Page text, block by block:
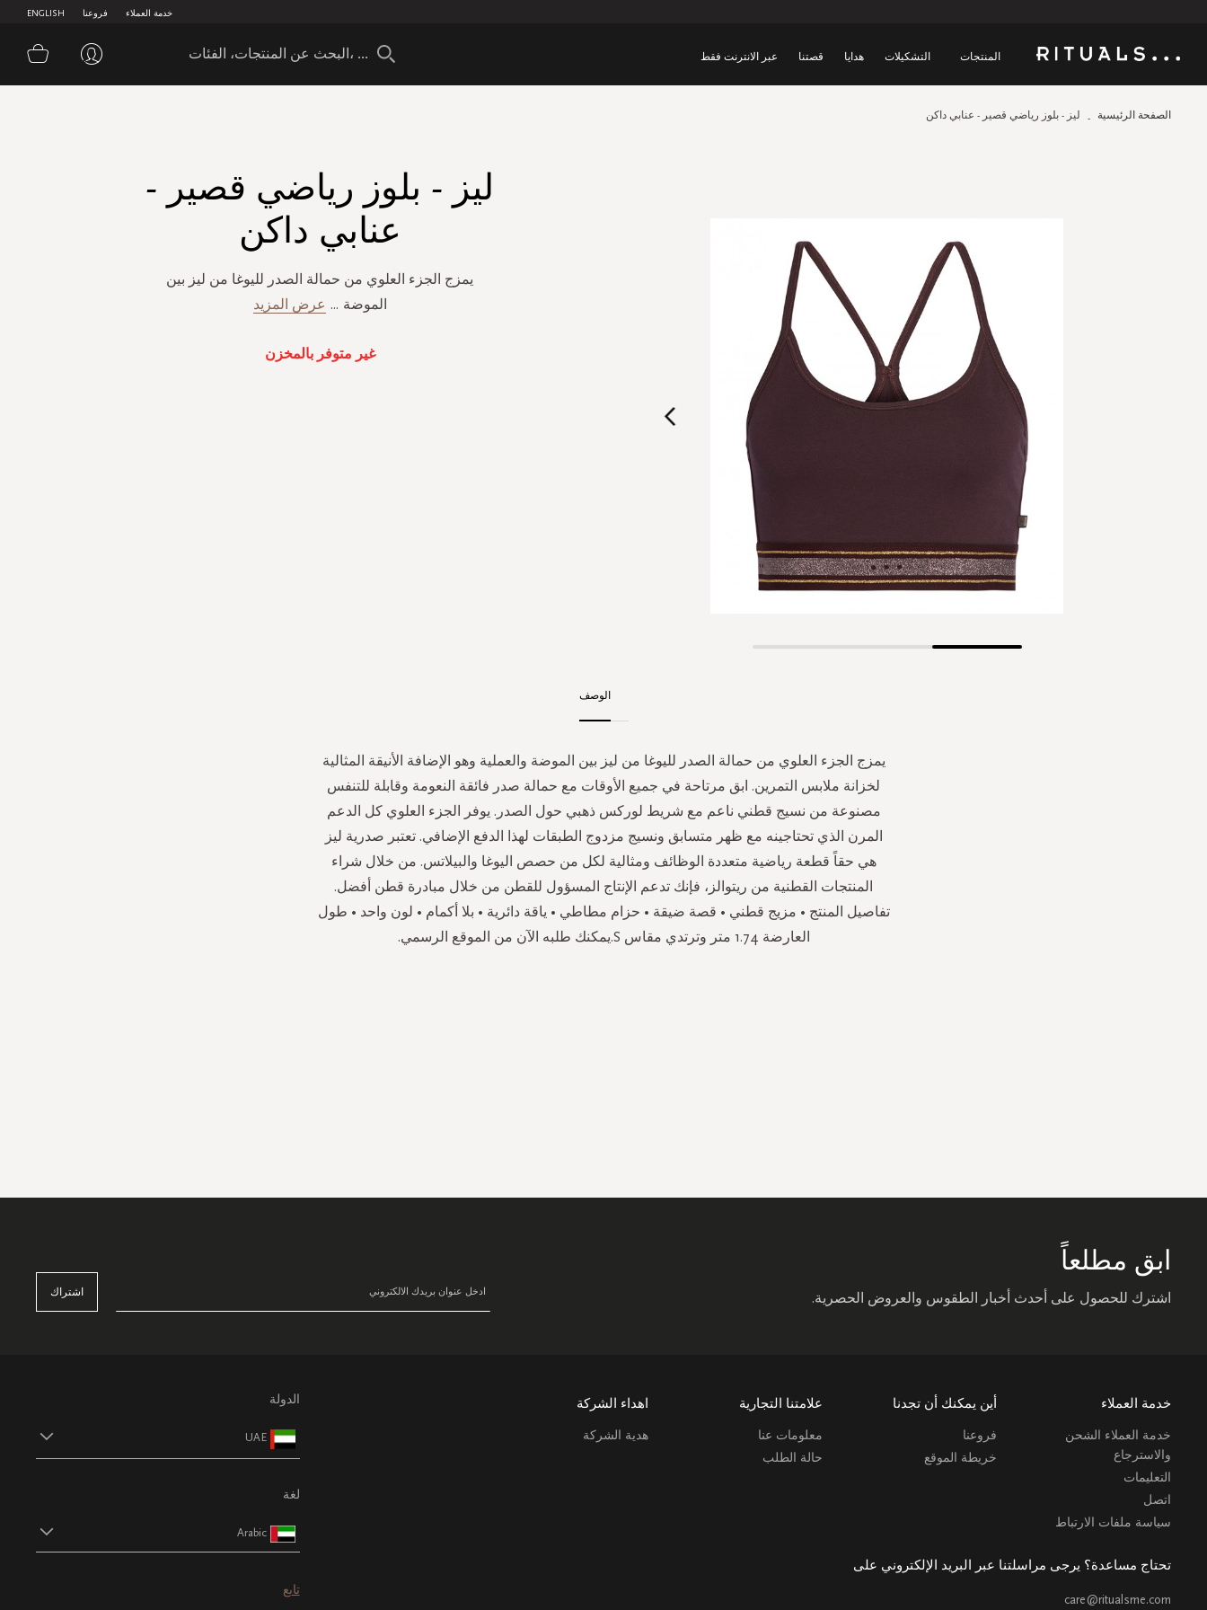
ENGLISH فروعنا خدمة العملاء
المنتجات التشكيلات هدايا قصتنا عبر الانترنت فقط سلة
الصفحة الرئيسية ليز - بلوز رياضي قصير - عنابي داكن
ليز - بلوز رياضي قصير -
عنابي داكن
يمزج الجزء العلوي من حمالة الصدر لليوغا من ليز بين
الموضة ... عرض المزيد
غير متوفر بالمخزن
الوصف
يمزج الجزء العلوي من حمالة الصدر لليوغا من ليز بين الموضة والعملية وهو الإضافة الأنيقة المثالية
لخزانة ملابس التمرين. ابق مرتاحة في جميع الأوقات مع حمالة صدر فائقة النعومة وقابلة للتنفس
مصنوعة من نسيج قطني ناعم مع شريط لوركس ذهبي حول الصدر. يوفر الجزء العلوي كل الدعم
المرن الذي تحتاجينه مع ظهر متسابق ونسيج مزدوج الطبقات لهذا الدفع الإضافي. تعتبر صدرية ليز
هي حقاً قطعة رياضية متعددة الوظائف ومثالية لكل من حصص اليوغا والبيلاتس. من خلال شراء
المنتجات القطنية من ريتوالز، فإنك تدعم الإنتاج المسؤول للقطن من خلال مبادرة قطن أفضل.
تفاصيل المنتج • مزيج قطني • قصة ضيقة • حزام مطاطي • ياقة دائرية • بلا أكمام • لون واحد • طول
العارضة 1.74 متر وترتدي مقاس S.يمكنك طلبه الآن من الموقع الرسمي.
ابق مطلعاً
اشترك للحصول على أحدث أخبار الطقوس والعروض الحصرية. اشتراك
خدمة العملاء
خدمة العملاء الشحن
والاسترجاع
التعليمات
اتصل
سياسة ملفات الارتباط
أين يمكنك أن تجدنا
فروعنا
خريطة الموقع
علامتنا التجارية
معلومات عنا
حالة الطلب
اهداء الشركة
هدية الشركة
تحتاج مساعدة؟ يرجى مراسلتنا عبر البريد الإلكتروني على
care@ritualsme.com
الدولة
UAE
لغة
Arabic
تابع